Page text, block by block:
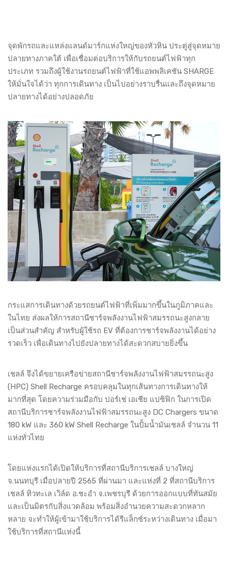
จุดพักรถและแหล่งแลนด์มาร์กแห่งใหญ่ของหัวหิน ประตู่สู่จุดหมาย
ปลายทางภาคใต้ เพื่อเชื่อมต่อบริการให้กับรถยนต์ไฟฟ้าทุก
ประเภท รวมถึงผู้ใช้งานรถยนต์ไฟฟ้าที่ใช้แอพพลิเคชัน SHARGE
ให้มั่นใจได้ว่า ทุกการเดินทาง เป็นไปอย่างราบรื่นและถึงจุดหมาย
ปลายทางได้อย่างปลอดภัย
กระแสการเดินทางด้วยรถยนต์ไฟฟ้าที่เพิ่มมากขึ้นในภูมิภาคและ
ในไทย ส่งผลให้การสถานีชาร์จพลังงานไฟฟ้าสมรรถนะสูงกลาย
เป็นส่วนสำคัญ สำหรับผู้ใช้รถ EV ที่ต้องการชาร์จพลังงานได้อย่าง
รวดเร็ว เพื่อเดินทางไปยังปลายทางได้สะดวกสบายยิ่งขึ้น
เชลล์ จึงได้ขยายเครือข่ายสถานีชาร์จพลังงานไฟฟ้าสมรรถนะสูง
(HPC) Shell Recharge ครอบคลุมในทุกเส้นทางการเดินทางให้
มากที่สุด โดยความร่วมมือกับ ปอร์เช่ เอเชีย แปซิฟิก ในการเปิด
สถานีบริการชาร์จพลังงานไฟฟ้าสมรรถนะสูง DC Chargers ขนาด
180 kW และ 360 kW Shell Recharge ในปั้มน้ำมันเชลล์ จำนวน 11
แห่งทั่วไทย
โดยแห่งแรกได้เปิดให้บริการที่สถานีบริการเชลล์ บางใหญ่
จ.นนทบุรี เมื่อปลายปี 2565 ที่ผ่านมา และแห่งที่ 2 ที่สถานีบริการ
เชลล์ ทิวทะเล เวิล์ด อ.ชะอำ จ.เพชรบุรี ด้วยการออกแบบที่ทันสมัย
และเป็นมิตรกับสิ่งแวดล้อม พร้อมสิ่งอำนวยความสะดวกหลาก
หลาย จะทำให้ผู้เข้ามาใช้บริการได้รีแล็กซ์ระหว่างเดินทาง เมื่อมา
ใช้บริการที่สถานีแห่งนี้